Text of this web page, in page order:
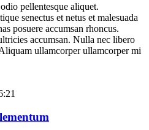
pellentesque aliquet.
senectus et netus et malesuada
posuere accumsan rhoncus.
accumsan. Nulla nec libero
ullamcorper ullamcorper mi